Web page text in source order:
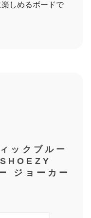
しめるボードで
ックブルー
ジョーカー